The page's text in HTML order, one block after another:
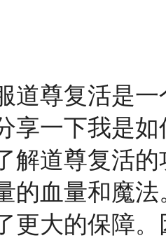
尊复活是一
享一下我是
道尊复活的
的血量和魔
更大的保障